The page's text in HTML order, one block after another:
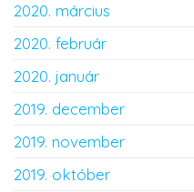
2020. március
2020. február
2020. január
2019. december
2019. november
2019. október